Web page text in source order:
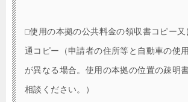
□使用の本拠の公共料金の領収書コピー
通コピー（申請者の住所等と自動車の使
が異なる場合。使用の本拠の位置の疎明
相談ください。）